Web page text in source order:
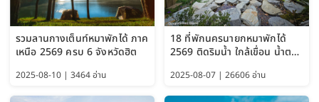
รวมลานกางเต็นท์หมาพักได้ ภาค
เหนือ 2569 ครบ 6 จังหวัดฮิต
2025-08-10 | 3464 อ่าน
18 ที่พักนครนายกหมาพักได้
2569 ติดริมน้ำ ใกล้เขื่อน น้ำตก
ได้
2025-08-07 | 26606 อ่าน